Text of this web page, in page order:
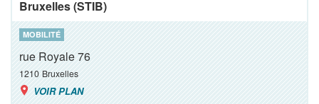
Bruxelles (STIB)
MOBILITÉ
rue Royale 76
1210 Bruxelles
VOIR PLAN